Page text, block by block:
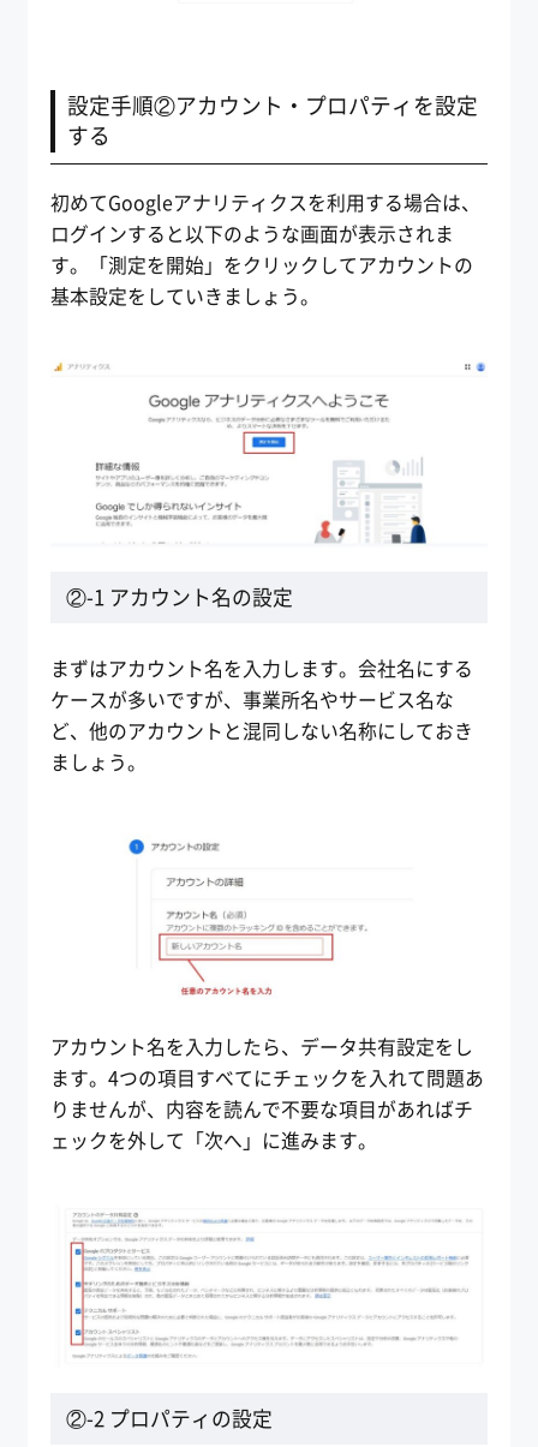
設定手順②アカウント・プロパティを設定
する
初めてGoogleアナリティクスを利用する場合は、
ログインすると以下のような画面が表示されま
す。「測定を開始」をクリックしてアカウントの
基本設定をしていきましょう。
②-1 アカウント名の設定
まずはアカウント名を入力します。会社名にする
ケースが多いですが、事業所名やサービス名な
ど、他のアカウントと混同しない名称にしておき
ましょう。
アカウント名を入力したら、データ共有設定をし
ます。4つの項目すべてにチェックを入れて問題あ
りませんが、内容を読んで不要な項目があればチ
ェックを外して「次へ」に進みます。
②-2 プロパティの設定